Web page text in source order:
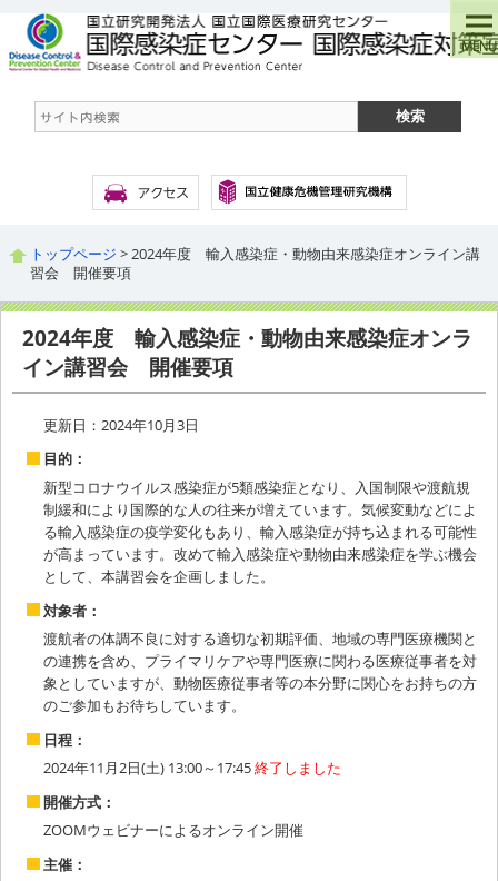
トップページ > 2024年度 輸入感染症・動物由来感染症オンライン講
習会 開催要項
2024年度 輸入感染症・動物由来感染症オンラ
イン講習会 開催要項
更新日：2024年10月3日
目的：
新型コロナウイルス感染症が5類感染症となり、入国制限や渡航規
制緩和により国際的な人の往来が増えています。気候変動などによ
る輸入感染症の疫学変化もあり、輸入感染症が持ち込まれる可能性
が高まっています。改めて輸入感染症や動物由来感染症を学ぶ機会
として、本講習会を企画しました。
対象者：
渡航者の体調不良に対する適切な初期評価、地域の専門医療機関と
の連携を含め、プライマリケアや専門医療に関わる医療従事者を対
象としていますが、動物医療従事者等の本分野に関心をお持ちの方
のご参加もお待ちしています。
日程：
2024年11月2日(土) 13:00～17:45終了しました
開催方式：
ZOOMウェビナーによるオンライン開催
主催：